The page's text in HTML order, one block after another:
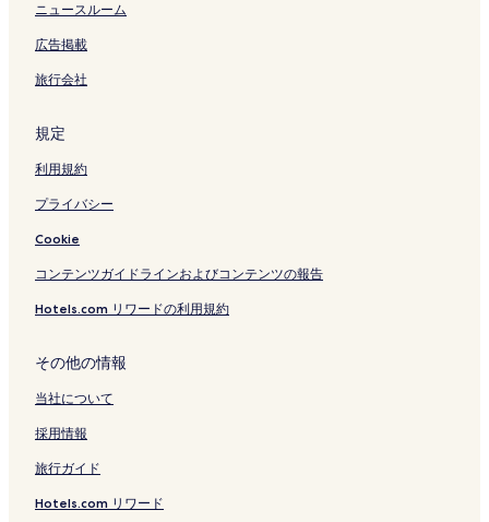
ニュースルーム
広告掲載
旅行会社
規定
利用規約
プライバシー
Cookie
コンテンツガイドラインおよびコンテンツの報告
Hotels.com リワードの利用規約
その他の情報
当社について
採用情報
旅行ガイド
Hotels.com リワード